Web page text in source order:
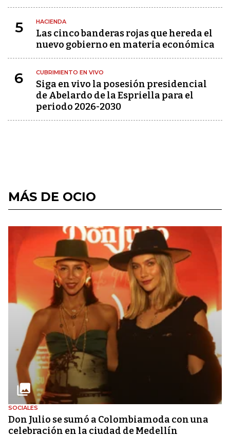
5 HACIENDA
Las cinco banderas rojas que hereda el
nuevo gobierno en materia económica
6 CUBRIMIENTO EN VIVO
Siga en vivo la posesión presidencial
de Abelardo de la Espriella para el
periodo 2026-2030
MÁS DE OCIO
SOCIALES
Don Julio se sumó a Colombiamoda con una
celebración en la ciudad de Medellín